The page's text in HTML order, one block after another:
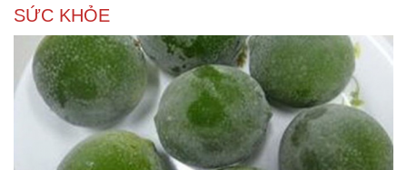
check-in
Hạt giống tâm hồn
SỨC KHỎE